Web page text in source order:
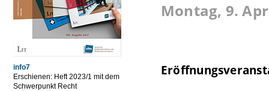
info7
Erschienen: Heft 2023/1 mit dem
Schwerpunkt Recht
Montag, 9.